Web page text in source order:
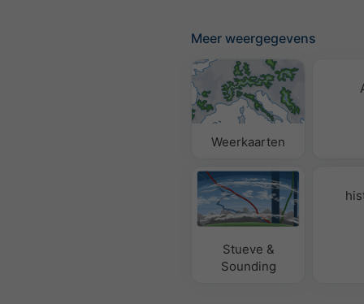
Meer weergegevens
Weerkaarten
Stueve &
Sounding